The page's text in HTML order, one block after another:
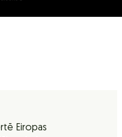
Eiropas